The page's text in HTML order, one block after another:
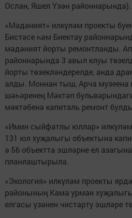
Ослан, Яшел Үзән районнарында).
«Мәдәният» илкүләм проекты
Бистәсе һәм Биектау
мәдәният йорты ремонтланды.
районнарында 3 авыл клуы
йорты төзекләндерелде, анда
алды. Моннан тыш, Арча музеена
шәһәренең Мәктәп
мәктәбенә капиталь ремонт
«Имин сыйфатлы юллар» илкүләм
131 юл хуҗалыгы объектына
ә 56 объектта эшләрне ел
планлаштырыла.
«Экология» илкүләм проекты
районының Кама урман
елгасы үзәнен чистарту эшләре